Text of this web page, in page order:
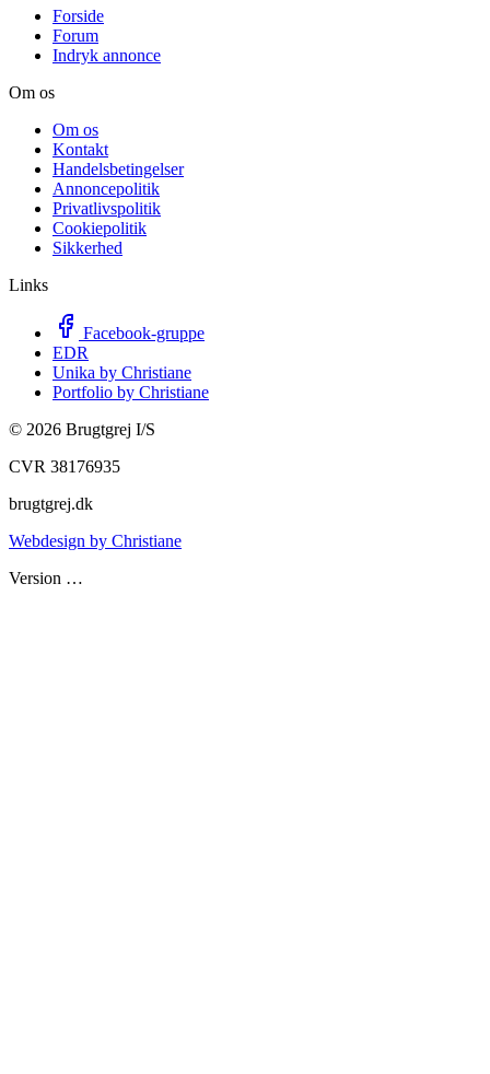
Forside
Forum
Indryk annonce
Om os
Om os
Kontakt
Handelsbetingelser
Annoncepolitik
Privatlivspolitik
Cookiepolitik
Sikkerhed
Links
Facebook-gruppe
EDR
Unika by Christiane
Portfolio by Christiane
© 2026 Brugtgrej I/S
CVR 38176935
brugtgrej.dk
Webdesign by Christiane
Version …